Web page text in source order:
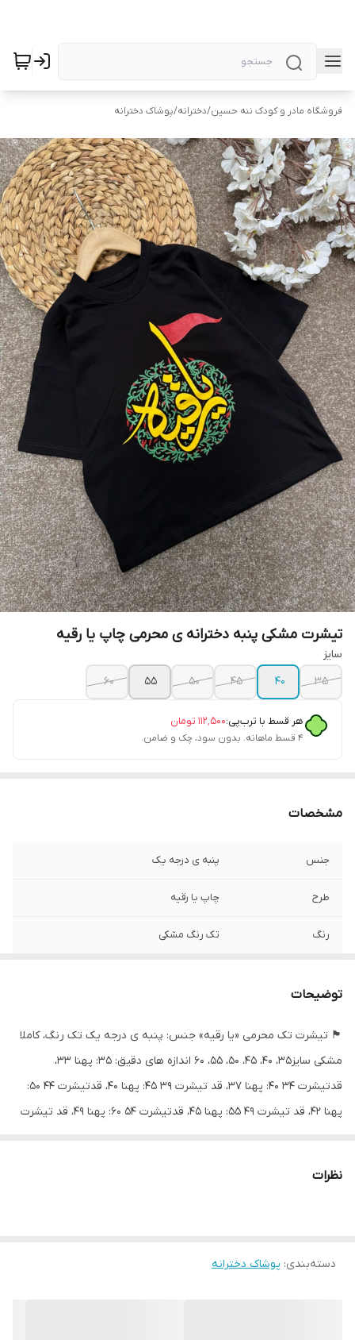
فروشگاه مادر و کودک ننه حسین/دخترانه/پوشاک دخترانه
تیشرت مشکی پنبه دخترانه ی محرمی چاپ یا رقیه
سایز
۳۵
۴۰ ۴۵ ۵۰ ۵۵ ۶۰
هر قسط با ترب‌پی:۱۱۲٬۵۰۰ تومان
۴ قسط ماهانه. بدون سود، چک و ضامن.
مشخصات
جنس پنبه ی درجه یک
طرح چاپ یا رقیه
رنگ تک‌ رنگ مشکی
توضیحات
🏴 تیشرت تک محرمی «یا رقیه» جنس: پنبه ی درجه یک تک رنگ، کاملا
مشکی سایز۳۵، ۴۰، ۴۵، ۵۰، ۵۵، ۶۰ اندازه های دقیق: ۳۵: پهنا ۳۳،
قدتیشرت ۳۴ ۴۰: پهنا ۳۷، قد تیشرت ۳۹ ۴۵: پهنا ۴۰، قدتیشرت ۴۴ ۵۰:
پهنا ۴۲، قد تیشرت ۴۹ ۵۵: پهنا ۴۵، قدتیشرت ۵۴ ۶۰: پهنا ۴۹، قد تیشرت
نظرات
دسته‌بندی: پوشاک دخترانه